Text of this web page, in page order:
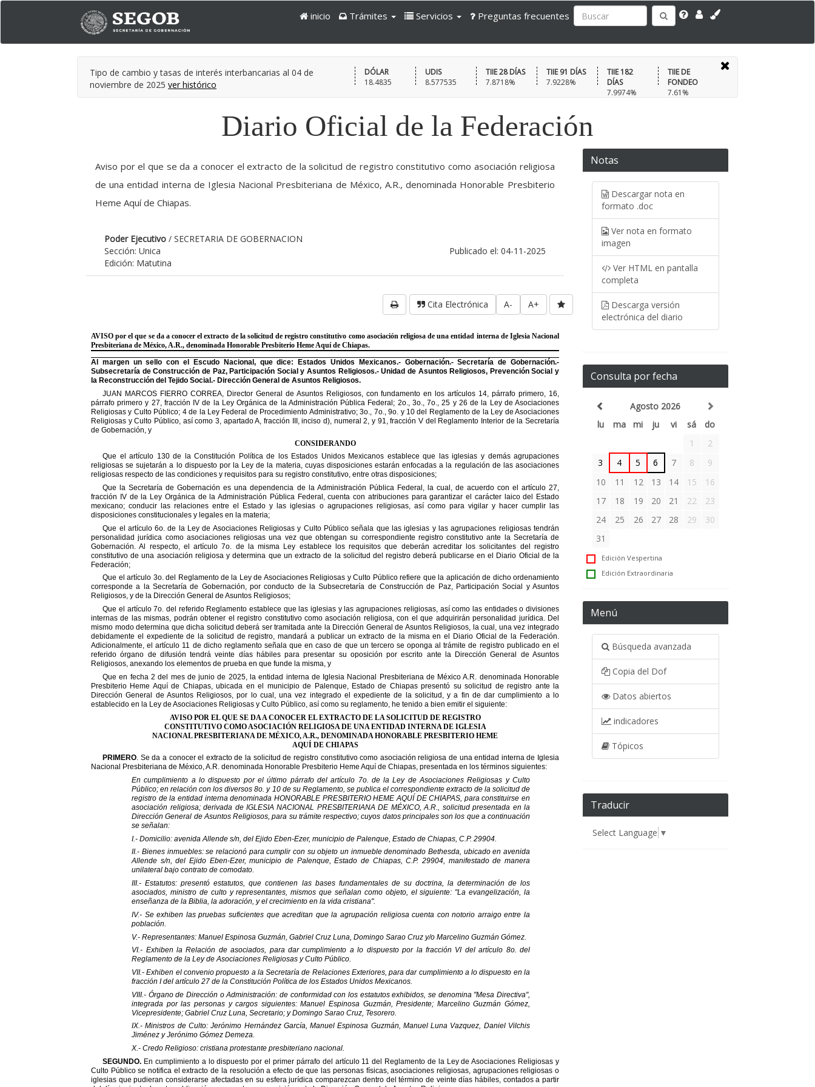
inicio Trámites Servicios Preguntas frecuentes
Tipo de cambio y tasas de interés interbancarias al 04 de
noviembre de 2025 ver histórico
DÓLAR
18.4835
UDIS
8.577535
TIIE 28 DÍAS
7.8718%
TIIE 91 DÍAS
7.9228%
TIIE 182
DÍAS
7.9974%
TIIE DE
FONDEO
7.61%
Diario Oficial de la Federación
Aviso por el que se da a conocer el extracto de la solicitud de registro constitutivo como asociación religiosa
de una entidad interna de Iglesia Nacional Presbiteriana de México, A.R., denominada Honorable Presbiterio
Heme Aquí de Chiapas.
Poder Ejecutivo / SECRETARIA DE GOBERNACION
Publicado el: 04-11-2025
Sección: Unica
Edición: Matutina
A+
A-
Cita Electrónica
Notas
Descargar nota en
formato .doc
Ver nota en formato
imagen
Ver HTML en pantalla
completa
Descarga versión
electrónica del diario
Consulta por fecha
Agosto 2026
lu
ma mi ju vi sá
do
1
2
3
4 5 6 7 8
9
10
11 12 13 14 15
16
17
18 19 20 21 22
23
24
25 26 27 28 29
30
31
Edición Vespertina
Edición Extraordinaria
Menú
Búsqueda avanzada
Copia del Dof
Datos abiertos
indicadores
Tópicos
Traducir
Select Language ▼